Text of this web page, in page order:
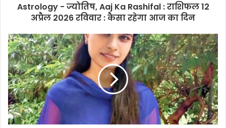
Astrology - ज्योतिष, Aaj Ka Rashifal : राशिफल 12
अप्रैल 2026 रविवार : कैसा रहेगा आज का दिन